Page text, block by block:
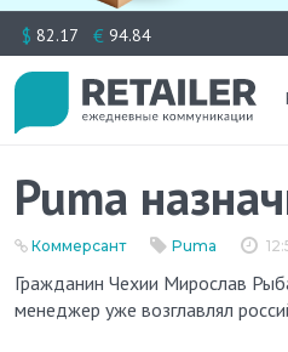
$ 82.17 € 94.84
Puma
Коммерсант Puma
Гражданин Чехии Мирослав Рыба назначен новым гендиром Puma в России, пишет «Коммерсант». Топ-
менеджер уже возглавлял